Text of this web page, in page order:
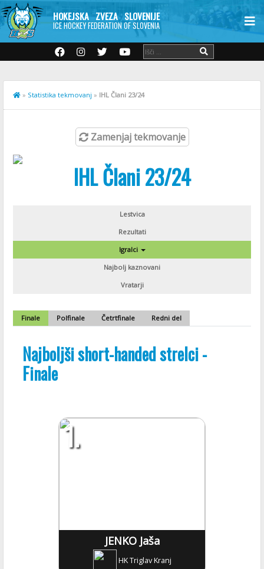
HOKEJSKA ZVEZA SLOVENIJE
ICE HOCKEY FEDERATION OF SLOVENIA
» Statistika tekmovanj » IHL Člani 23/24
Zamenjaj tekmovanje
IHL Člani 23/24
Lestvica
Rezultati
Igralci
Najbolj kaznovani
Vratarji
Finale Polfinale Četrtfinale Redni del
Najboljši short-handed strelci -
Finale
1.
JENKO Jaša
HK Triglav Kranj